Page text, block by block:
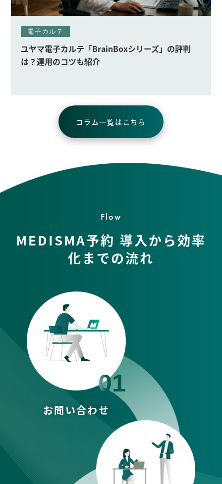
BrainBoxシリーズ」の評判
【最新版】クリニック
コラム一覧はこちら
Flow
MEDISMA予約 導入から効率
化までの流れ
01
お問い合わせ